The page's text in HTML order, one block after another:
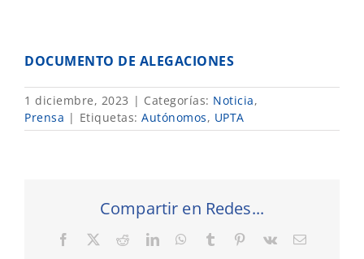
DOCUMENTO DE ALEGACIONES
1 diciembre, 2023 | Categorías: Noticia,
Prensa | Etiquetas: Autónomos, UPTA
Compartir en Redes...
Facebook RedditLinkedInWhatsApp
Tumblr Pinterest
Vk
Correo